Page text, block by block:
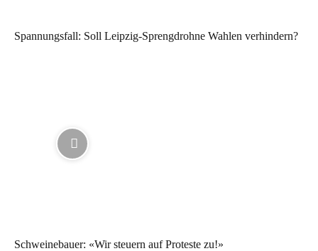
Spannungsfall: Soll Leipzig-Sprengdrohne Wahlen verhindern?
Schweinebauer: «Wir steuern auf Proteste zu!»